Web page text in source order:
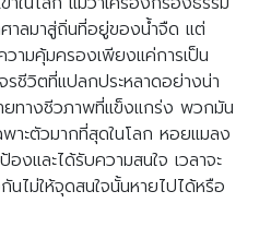
าลมาสู่ถิ่นที่อยู่ของน้ำจืด แต่
ามคุ้มครองเพียงแค่การเป็น
ชีวิตที่แปลกประหลาดอย่างน่า
ยทางชีวภาพที่แข็งแกร่ง พวกมัน
าะตัวมากที่สุดในโลก หอยแมลง
งและได้รับความสนใจ เวลาจะ
นไม่ให้จุดสนใจนั้นหายไปได้หรือ